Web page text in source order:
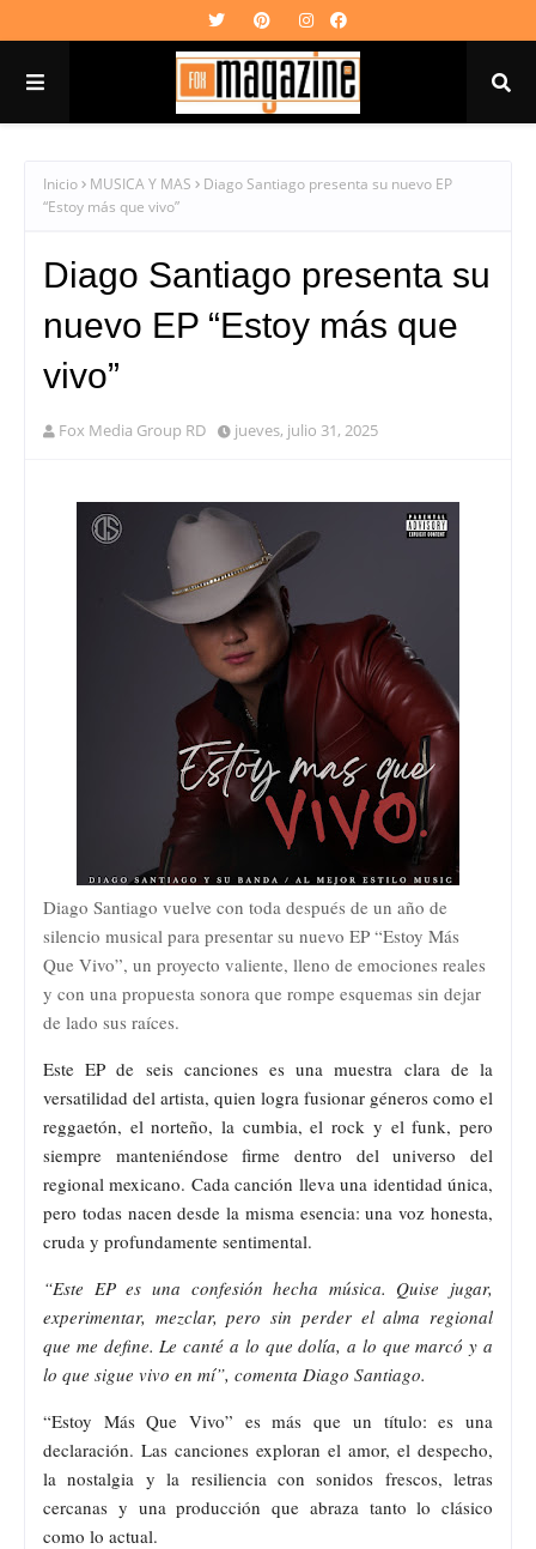
Inicio MUSICA Y MAS
Diago Santiago presenta su nuevo EP
“Estoy más que vivo”
Diago Santiago presenta su
nuevo EP “Estoy más que
vivo”
Fox Media Group RD jueves, julio 31, 2025
Diago Santiago vuelve con toda después de un año de
silencio musical para presentar su nuevo EP “Estoy Más
Que Vivo”, un proyecto valiente, lleno de emociones reales
y con una propuesta sonora que rompe esquemas sin dejar
de lado sus raíces.
Este EP de seis canciones es una muestra clara de la
versatilidad del artista, quien logra fusionar géneros como el
reggaetón, el norteño, la cumbia, el rock y el funk, pero
siempre manteniéndose firme dentro del universo del
regional mexicano. Cada canción lleva una identidad única,
pero todas nacen desde la misma esencia: una voz honesta,
cruda y profundamente sentimental.
“Este EP es una confesión hecha música. Quise jugar,
experimentar, mezclar, pero sin perder el alma regional
que me define. Le canté a lo que dolía, a lo que marcó y a
lo que sigue vivo en mí”, comenta Diago Santiago.
“Estoy Más Que Vivo” es más que un título: es una
declaración. Las canciones exploran el amor, el despecho,
la nostalgia y la resiliencia con sonidos frescos, letras
cercanas y una producción que abraza tanto lo clásico
como lo actual.